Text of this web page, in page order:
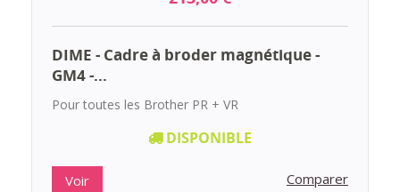
DIME - Cadre à broder magnétique -
GM4 -...
Pour toutes les Brother PR + VR
DISPONIBLE
Voir Comparer